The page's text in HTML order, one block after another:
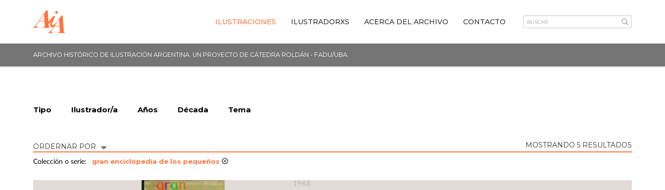
ILUSTRACIONES ILUSTRADORXS ACERCA DEL ARCHIVO CONTACTO
ARCHIVO HISTÓRICO DE ILUSTRACIÓN ARGENTINA. UN PROYECTO DE CÁTEDRA ROLDÁN - FADU/UBA.
Tipo Ilustrador/a Años Década Tema
ORDERNAR POR MOSTRANDO 5 RESULTADOS
Colección o serie: gran enciclopedia de los pequeños
1968